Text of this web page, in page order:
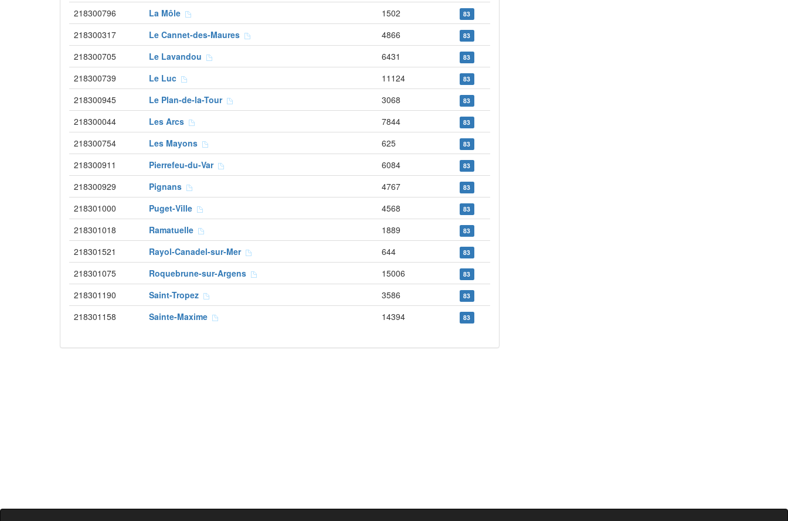
218300796 La Môle 1502 83
218300317 Le Cannet-des-Maures 4866 83
218300705 Le Lavandou 6431 83
218300739 Le Luc 11124 83
218300945 Le Plan-de-la-Tour 3068 83
218300044 Les Arcs 7844 83
218300754 Les Mayons 625 83
218300911 Pierrefeu-du-Var 6084 83
218300929 Pignans 4767 83
218301000 Puget-Ville 4568 83
218301018 Ramatuelle 1889 83
218301521 Rayol-Canadel-sur-Mer 644 83
218301075 Roquebrune-sur-Argens 15006 83
218301190 Saint-Tropez 3586 83
218301158 Sainte-Maxime 14394 83